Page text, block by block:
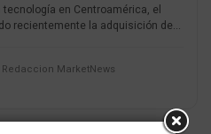
tecnología en Centroamérica, el
recientemente la adquisición de...
Redaccion MarketNews